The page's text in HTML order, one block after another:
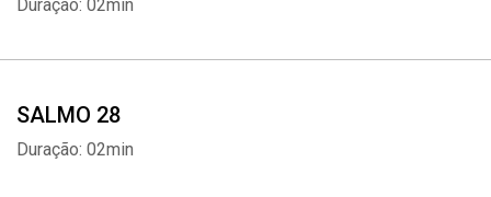
Duração: 02min
SALMO 28
Duração: 02min